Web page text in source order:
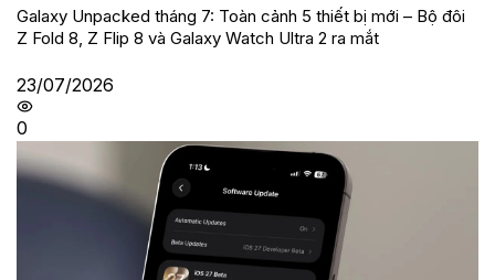
Galaxy Unpacked tháng 7: Toàn cảnh 5 thiết bị mới – Bộ đôi
Z Fold 8, Z Flip 8 và Galaxy Watch Ultra 2 ra mắt
23/07/2026
0